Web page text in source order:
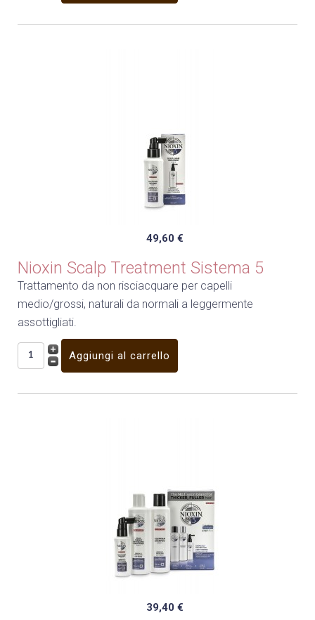
49,60 €
Nioxin Scalp Treatment Sistema 5
Trattamento da non risciacquare per capelli
medio/grossi, naturali da normali a leggermente
assottigliati.
39,40 €